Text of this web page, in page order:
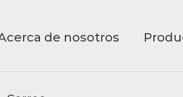
de nosotros